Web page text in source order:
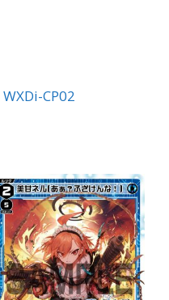
WXDi-CP02